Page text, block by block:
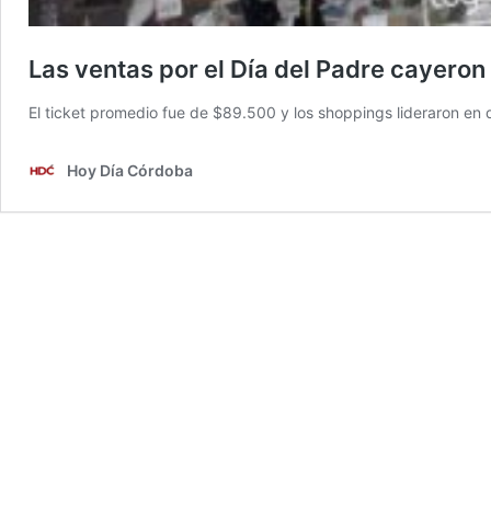
Las ventas por el Día del Padre
El ticket promedio fue de $89.500 y los shoppings lideraron en
Hoy Día Córdoba